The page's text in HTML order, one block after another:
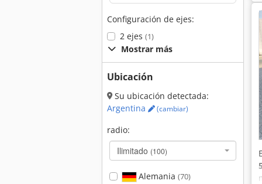
Configuración de ejes:
2 ejes (1)
Mostrar más
Ubicación
Su ubicación detectada:
Argentina
(cambiar)
radio:
Ilimitado (100)
Alemania (70)